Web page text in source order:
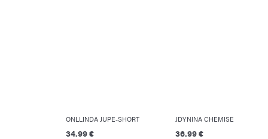
ONLLINDA JUPE-SHORT
34.99 €
JDYNINA CHEMISE
36.99 €